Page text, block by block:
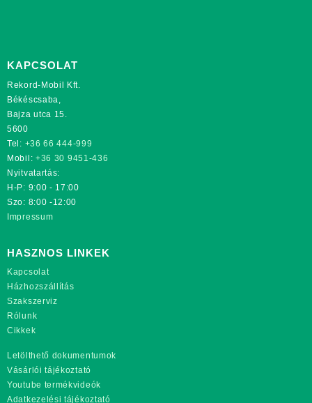
KAPCSOLAT
Rekord-Mobil Kft.
Békéscsaba,
Bajza utca 15.
5600
Tel: +36 66 444-999
Mobil: +36 30 9451-436
Nyitvatartás:
H-P: 9:00 - 17:00
Szo: 8:00 -12:00
Impressum
HASZNOS LINKEK
Kapcsolat
Házhozszállítás
Szakszerviz
Rólunk
Cikkek
Letölthető dokumentumok
Vásárlói tájékoztató
Youtube termékvideók
Adatkezelési tájékoztató